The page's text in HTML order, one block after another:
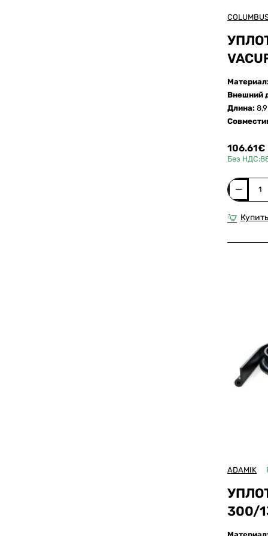
Материал:
Внешний
Длина:
106.61€
Без
8,9м
ADAMIK
300/